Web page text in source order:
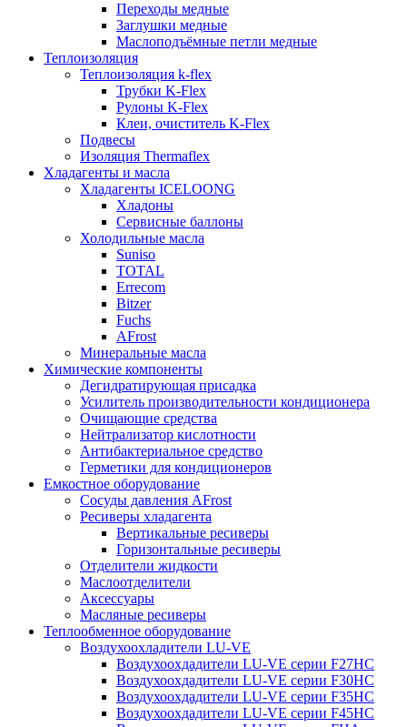
Переходы медные
Заглушки медные
Маслоподъёмные петли медные
Теплоизоляция
Теплоизоляция k-flex
Трубки K-Flex
Рулоны K-Flex
Клеи, очиститель K-Flex
Подвесы
Изоляция Thermaflex
Хладагенты и масла
Хладагенты ICELOONG
Хладоны
Сервисные баллоны
Холодильные масла
Suniso
TOTAL
Errecom
Bitzer
Fuchs
AFrost
Минеральные масла
Химические компоненты
Дегидратирующая присадка
Усилитель производительности кондиционера
Очищающие средства
Нейтрализатор кислотности
Антибактериальное средство
Герметики для кондиционеров
Емкостное оборудование
Сосуды давления AFrost
Ресиверы хладагента
Вертикальные ресиверы
Горизонтальные ресиверы
Отделители жидкости
Маслоотделители
Аксессуары
Масляные ресиверы
Теплообменное оборудование
Воздухоохладители LU-VE
Воздухоохдадители LU-VE серии F27HC
Воздухоохдадители LU-VE серии F30HC
Воздухоохдадители LU-VE серии F35HC
Воздухоохдадители LU-VE серии F45HC